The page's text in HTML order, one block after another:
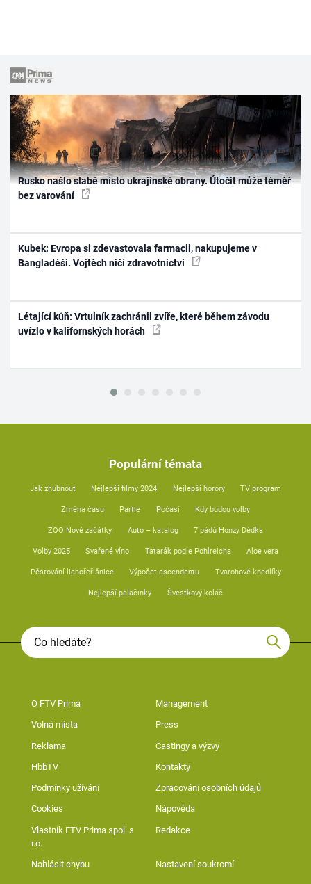
Rusko našlo slabé místo ukrajinské obrany. Útočit může téměř
bez varování
Kubek: Evropa si zdevastovala farmacii, nakupujeme v
Bangladéši. Vojtěch ničí zdravotnictví
Létající kůň: Vrtulník zachránil zvíře, které během závodu
uvízlo v kalifornských horách
Populární témata
Jak zhubnout Nejlepší filmy 2024 Nejlepší horory TV program
Změna času Partie Počasí Kdy budou volby
ZOO Nové začátky Auto – katalog 7 pádů Honzy Dědka
Volby 2025 Svařené víno Tatarák podle Pohlreicha Aloe vera
Pěstování lichořeřišnice Výpočet ascendentu Tvarohové knedlíky
Nejlepší palačinky Švestkový koláč
O FTV Prima Management
Volná místa Press
Reklama Castingy a výzvy
HbbTV Kontakty
Podmínky užívání Zpracování osobních údajů
Cookies Nápověda
Vlastník FTV Prima spol. s
r.o.
Redakce
Nahlásit chybu Nastavení soukromí